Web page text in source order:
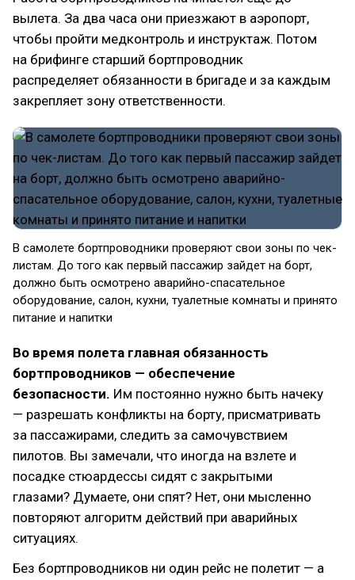
вылета. За два часа они приезжают в аэропорт,
чтобы пройти медконтроль и инструктаж. Потом
на брифинге старший бортпроводник
распределяет обязанности в бригаде и за каждым
закрепляет зону ответственности.
В самолете бортпроводники проверяют свои зоны по чек-
листам. До того как первый пассажир зайдет на борт,
должно быть осмотрено аварийно-спасательное
оборудование, салон, кухни, туалетные комнаты и принято
питание и напитки
Во время полета главная обязанность
бортпроводников — обеспечение
безопасности. Им постоянно нужно быть начеку
— разрешать конфликты на борту, присматривать
за пассажирами, следить за самочувствием
пилотов. Вы замечали, что иногда на взлете и
посадке стюардессы сидят с закрытыми
глазами? Думаете, они спят? Нет, они мысленно
повторяют алгоритм действий при аварийных
ситуациях.
Без бортпроводников ни один рейс не полетит — а